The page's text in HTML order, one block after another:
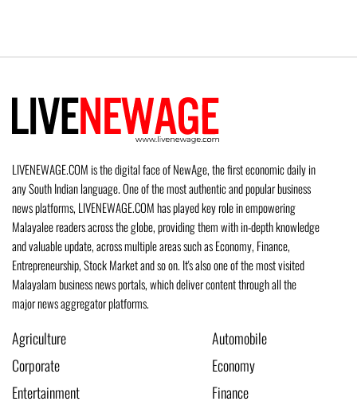
LIVENEWAGE.COM is the digital face of NewAge, the first economic daily in
any South Indian language. One of the most authentic and popular business
news platforms, LIVENEWAGE.COM has played key role in empowering
Malayalee readers across the globe, providing them with in-depth knowledge
and valuable update, across multiple areas such as Economy, Finance,
Entrepreneurship, Stock Market and so on. It's also one of the most visited
Malayalam business news portals, which deliver content through all the
major news aggregator platforms.
Agriculture
Automobile
Corporate
Economy
Entertainment
Finance